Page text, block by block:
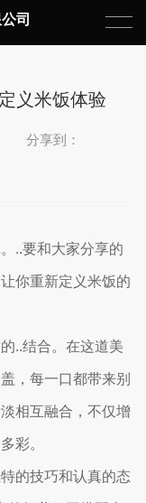
司
义米饭体验
分享到：
..要和大家分享的
你重新定义米饭的
..结合。在这道美
，每一口都带来别
相互融合，不仅增
彩。
的技巧和认真的态